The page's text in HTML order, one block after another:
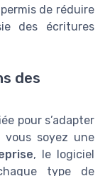
de réduire
des écritures
des
pour s’adapter
vous soyez une
, le logiciel
type de